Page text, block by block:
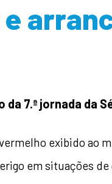
7.ª jornada da
exibido ao
em situações